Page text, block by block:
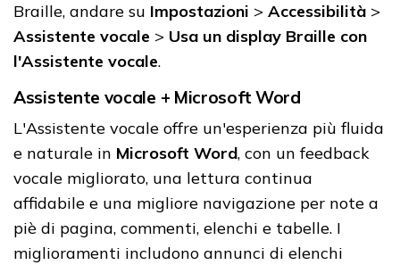
Braille, andare su Impostazioni > Accessibilità >
Assistente vocale > Usa un display Braille con
l'Assistente vocale.
Assistente vocale + Microsoft Word
L'Assistente vocale offre un'esperienza più fluida
e naturale in Microsoft Word, con un feedback
vocale migliorato, una lettura continua
affidabile e una migliore navigazione per note a
piè di pagina, commenti, elenchi e tabelle. I
miglioramenti includono annunci di elenchi